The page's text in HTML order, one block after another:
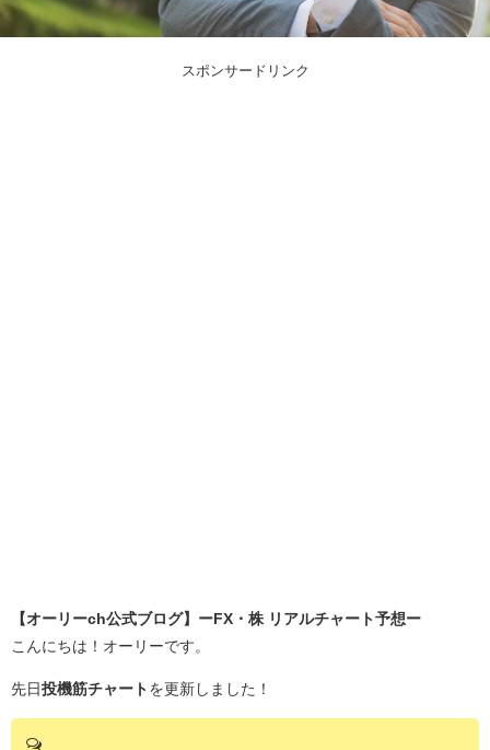
スポンサードリンク
【オーリーch公式ブログ】ーFX・株 リアルチャート予想ー
こんにちは！オーリーです。
先日投機筋チャート を更新しました！